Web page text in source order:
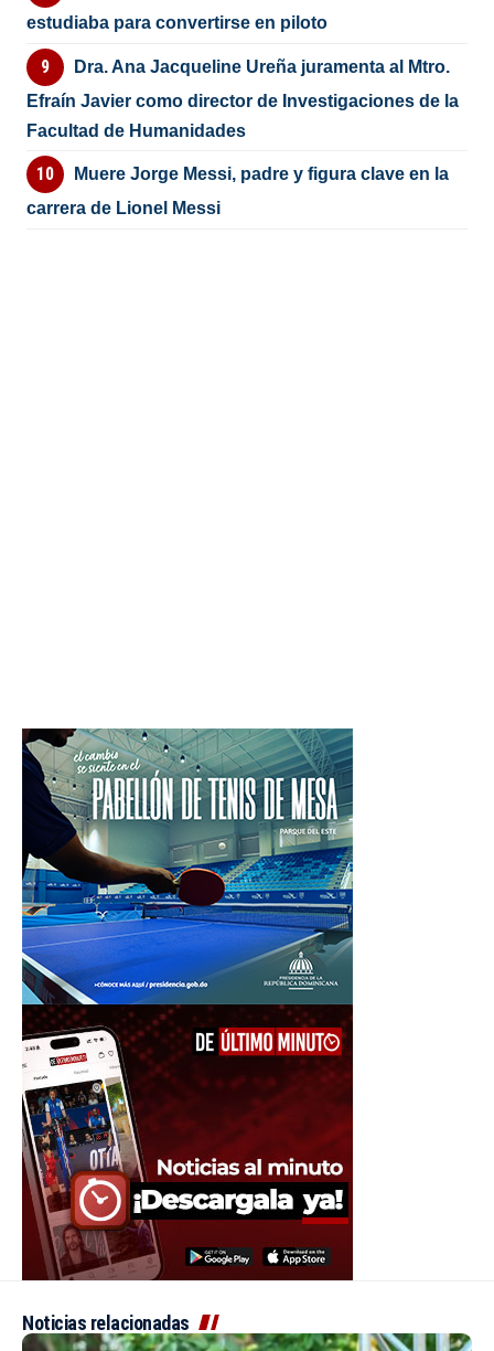
estudiaba para convertirse en piloto
Dra. Ana Jacqueline Ureña juramenta al Mtro.
Efraín Javier como director de Investigaciones de la
Facultad de Humanidades
Muere Jorge Messi, padre y figura clave en la
carrera de Lionel Messi
Noticias relacionadas